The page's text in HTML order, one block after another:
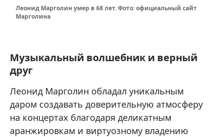
Леонид Марголин умер в 68 лет. Фото: официальный сайт
Марголина
Музыкальный волшебник и верный
друг
Леонид Марголин обладал уникальным
даром создавать доверительную атмосферу
на концертах благодаря деликатным
аранжировкам и виртуозному владению